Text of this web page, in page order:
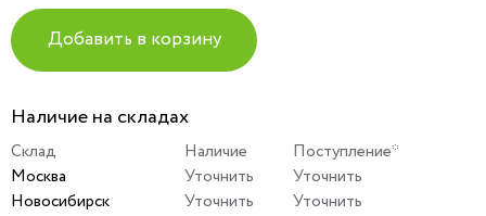
Добавить в корзину
Наличие на складах
Склад Наличие
Поступление*
Москва
Уточнить
Уточнить
Новосибирск
Уточнить Уточнить